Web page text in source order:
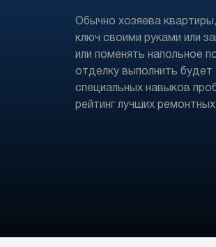
Обычно хозяева
ключ своими руками или
или поменять напольное
отделку выполнить
специальных навыков
рейтинг лучших